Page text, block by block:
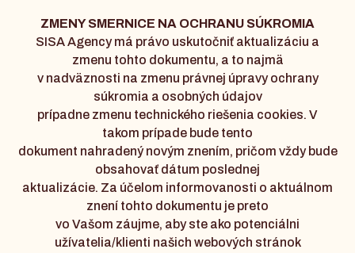
ZMENY SMERNICE NA OCHRANU SÚKROMIA
SISA Agency má právo uskutočniť aktualizáciu a
zmenu tohto dokumentu, a to najmä
v nadväznosti na zmenu právnej úpravy ochrany
súkromia a osobných údajov
prípadne zmenu technického riešenia cookies. V
takom prípade bude tento
dokument nahradený novým znením, pričom vždy bude
obsahovať dátum poslednej
aktualizácie. Za účelom informovanosti o aktuálnom
znení tohto dokumentu je preto
vo Vašom záujme, aby ste ako potenciálni
užívatelia/klienti našich webových stránok